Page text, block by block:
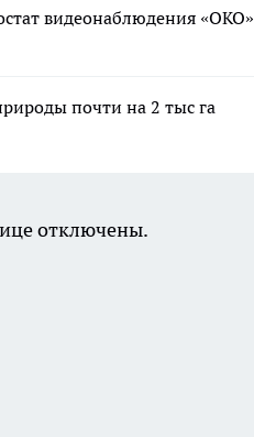
видеонаблюдения «ОКО»
почти на 2 тыс га
отключены.